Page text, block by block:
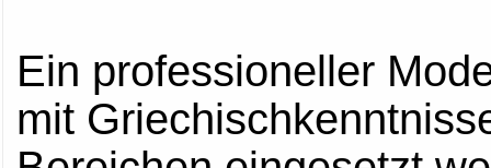
Ein professioneller
mit